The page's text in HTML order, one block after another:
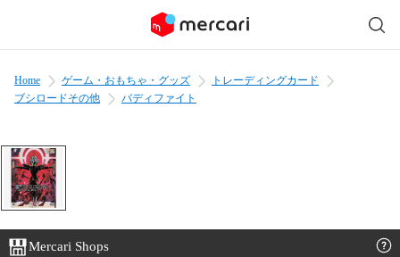
Home ゲーム・おもちゃ・グッズ
トレーディングカード
ブシロードその他
バディファイト
Mercari Shops